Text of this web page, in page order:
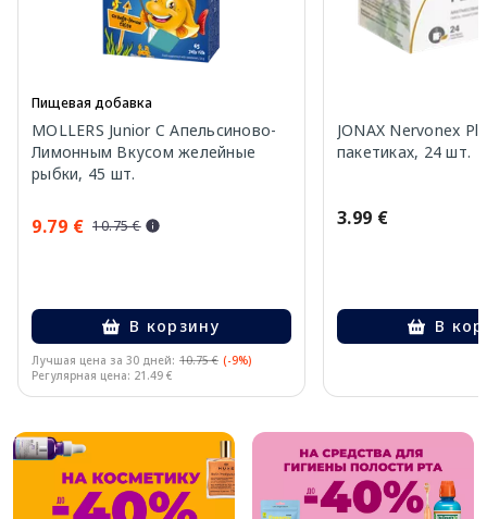
Пищевая добавка
MOLLERS Junior C Апельсиново-
Лимонным Вкусом желейные
рыбки, 45 шт.
9.79 € 10.75 €
В корзину
Лучшая цена за 30 дней: 10.75 € (-9%)
Регулярная цена: 21.49 €
JONAX Nervonex
пакетиках, 24 шт.
3.99 €
В